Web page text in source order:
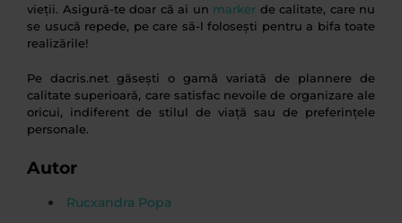
vieții. Asigură-te doar că ai un marker de calitate, care nu
se usucă repede, pe care să-l folosești pentru a bifa toate
realizările!
Pe dacris.net găsești o gamă variată de plannere de
calitate superioară, care satisfac nevoile de organizare ale
oricui, indiferent de stilul de viață sau de preferințele
personale.
Autor
Rucxandra Popa